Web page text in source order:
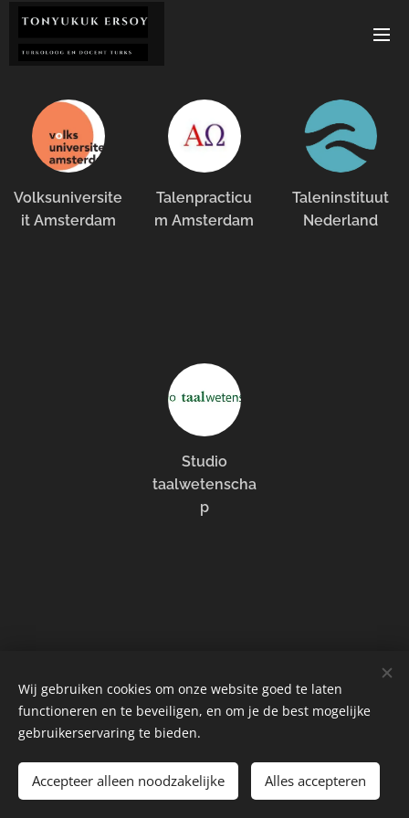
Volksuniversite
it Amsterdam
Talenpracticu
m Amsterdam
Taleninstituut
Nederland
Studio
taalwetenscha
p
Instagram|facebookLinkedIn
Tonyukuk Ersoy@2 016 Alle rechten voorbehouden Cookies
Wij gebruiken cookies om onze website goed te laten
functioneren en te beveiligen, en om je de best mogelijke
gebruikerservaring te bieden.
Accepteer alleen noodzakelijke Alles accepteren